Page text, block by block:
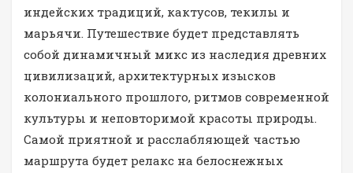
индейских традиций, кактусов, текилы и
марьячи. Путешествие будет представлять
собой динамичный микс из наследия древних
цивилизаций, архитектурных изысков
колониального прошлого, ритмов современной
культуры и неповторимой красоты природы.
Самой приятной и расслабляющей частью
маршрута будет релакс на белоснежных